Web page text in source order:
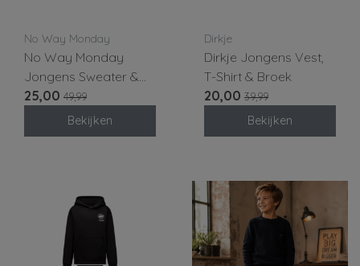
No Way Monday
No Way Monday
Jongens Sweater &
Broek
25,00 49,99
Bekijken
Dirkje
Dirkje Jongens Vest,
T-Shirt & Broek
20,00 39,99
Bekijken